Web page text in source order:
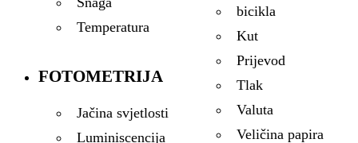
Temperatura
FOTOMETRIJA
Jačina svjetlosti
Luminiscencija
bicikla
Kut
Prijevod
Tlak
Valuta
Veličina papira